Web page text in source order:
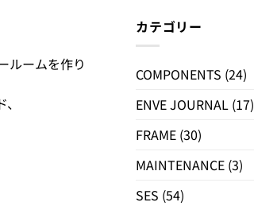
ルームを作り
カテゴリー
COMPONENTS (24)
ENVE JOURNAL (17)
FRAME (30)
MAINTENANCE (3)
SES (54)